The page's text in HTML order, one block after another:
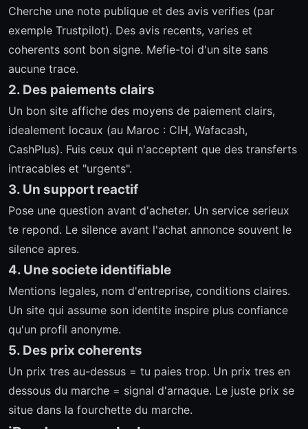
Cherche une note publique et des avis verifies (par
exemple Trustpilot). Des avis recents, varies et
coherents sont bon signe. Mefie-toi d'un site sans
aucune trace.
2. Des paiements clairs
Un bon site affiche des moyens de paiement clairs,
idealement locaux (au Maroc : CIH, Wafacash,
CashPlus). Fuis ceux qui n'acceptent que des transferts
intracables et "urgents".
3. Un support reactif
Pose une question avant d'acheter. Un service serieux
te repond. Le silence avant l'achat annonce souvent le
silence apres.
4. Une societe identifiable
Mentions legales, nom d'entreprise, conditions claires.
Un site qui assume son identite inspire plus confiance
qu'un profil anonyme.
5. Des prix coherents
Un prix tres au-dessus = tu paies trop. Un prix tres en
dessous du marche = signal d'arnaque. Le juste prix se
situe dans la fourchette du marche.